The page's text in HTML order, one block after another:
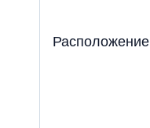
Расположение